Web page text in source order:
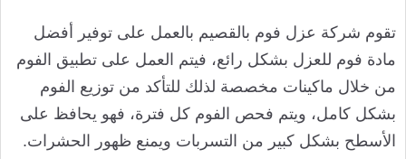
تقوم شركة عزل فوم بالقصيم بالعمل على توفير أفضل
مادة فوم للعزل بشكل رائع، فيتم العمل على تطبيق الفوم
من خلال ماكينات مخصصة لذلك للتأكد من توزيع الفوم
بشكل كامل، ويتم فحص الفوم كل فترة، فهو يحافظ على
الأسطح بشكل كبير من التسربات ويمنع ظهور الحشرات.